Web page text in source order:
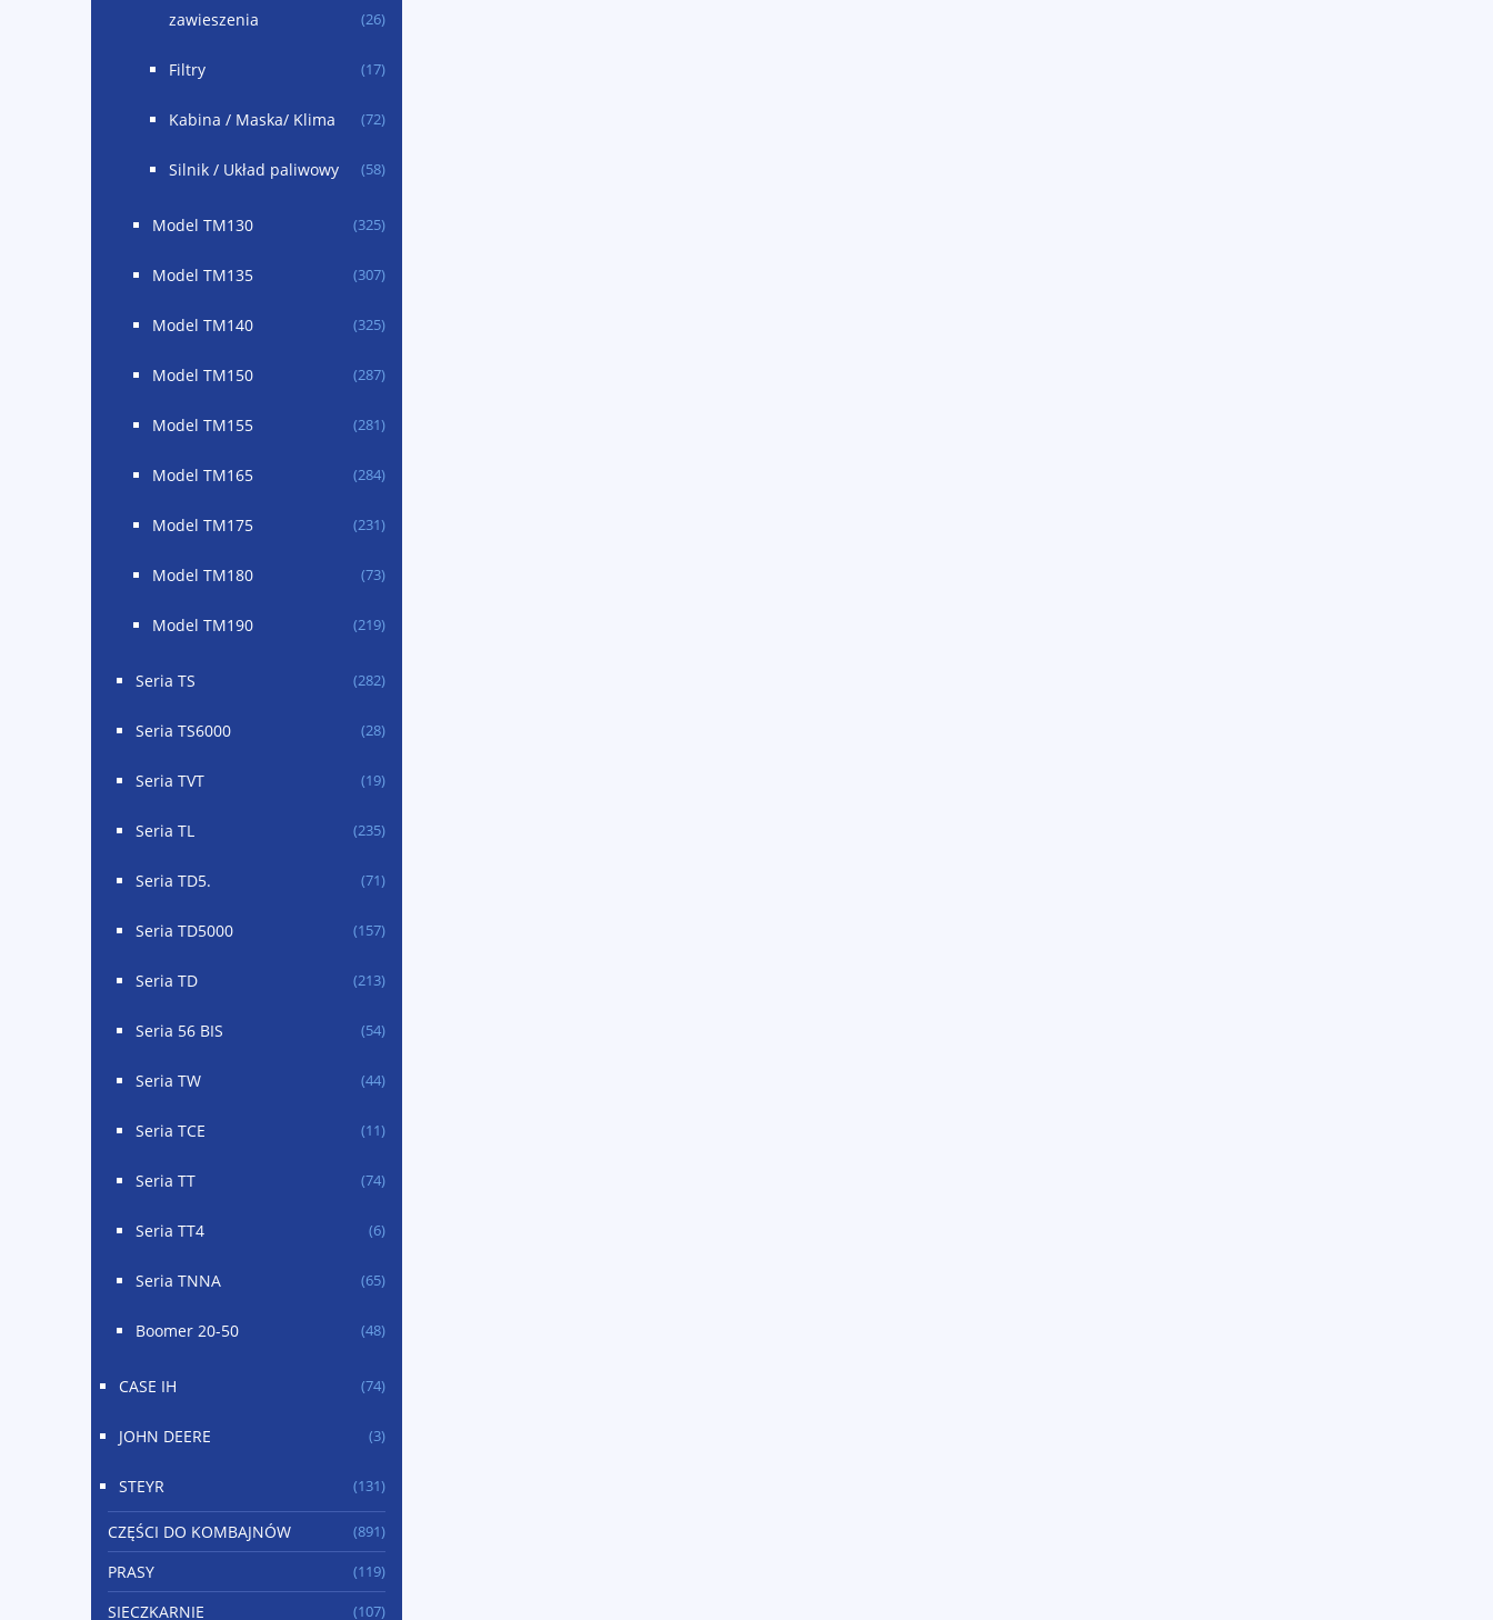
zawieszenia
(26)
Filtry (17)
Kabina / Maska/ Klima (72)
Silnik / Układ paliwowy (58)
Model TM130 (325)
Model TM135 (307)
Model TM140 (325)
Model TM150 (287)
Model TM155 (281)
Model TM165 (284)
Model TM175 (231)
Model TM180 (73)
Model TM190 (219)
Seria TS (282)
Seria TS6000 (28)
Seria TVT (19)
Seria TL (235)
Seria TD5. (71)
Seria TD5000 (157)
Seria TD (213)
Seria 56 BIS (54)
Seria TW (44)
Seria TCE (11)
Seria TT (74)
Seria TT4 (6)
Seria TNNA (65)
Boomer 20-50 (48)
CASE IH (74)
JOHN DEERE (3)
STEYR (131)
CZĘŚCI DO KOMBAJNÓW (891)
PRASY (119)
SIECZKARNIE (107)